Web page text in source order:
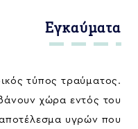
Εγκαύματα
τύπος τραύματος.
χώρα εντός του
αποτέλεσμα υγρών που